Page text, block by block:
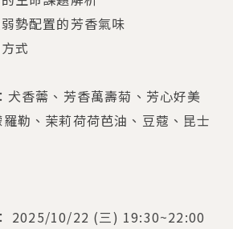
勢配置的芳香氣味
式
香薷、芳香萬壽菊、芳心好美
勒、茉莉荷荷芭油、豆蔻、昆士
2025/10/22 (三) 19:30~22:00